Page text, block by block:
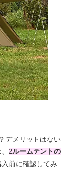
デメリットはない
2ルームテントの
入前に確認してみ